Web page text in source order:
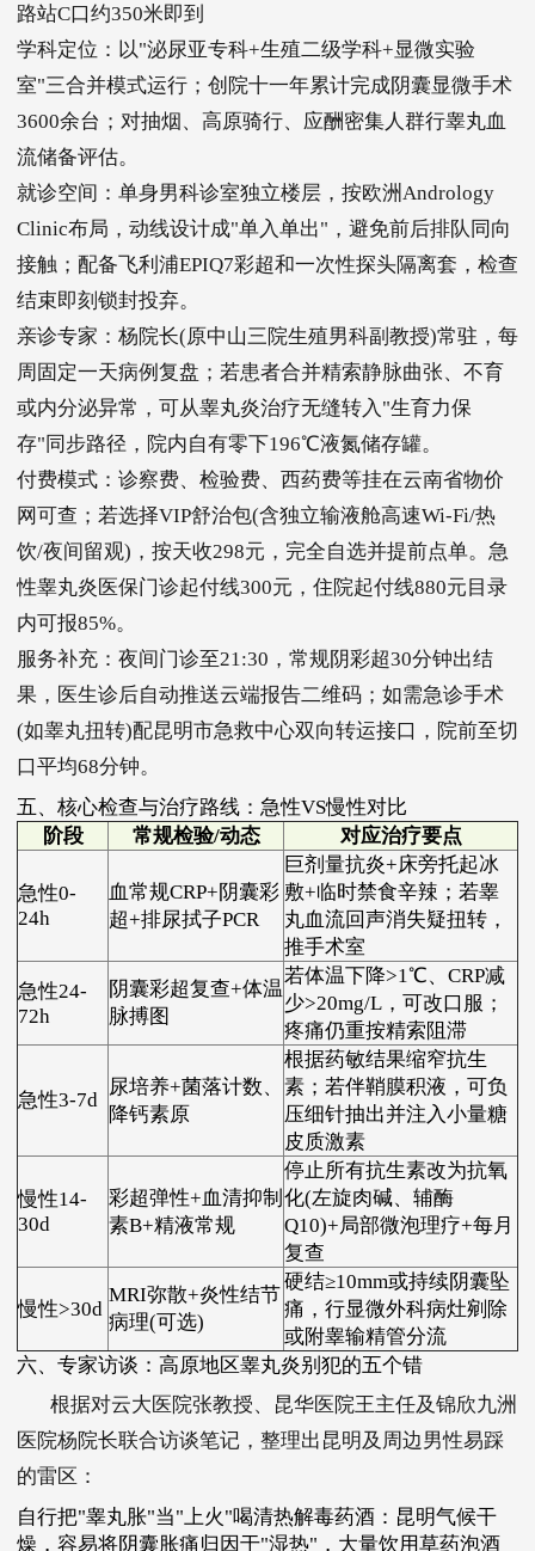
路站C口约350米即到
学科定位：以"泌尿亚专科+生殖二级学科+显微实验
室"三合并模式运行；创院十一年累计完成阴囊显微手术
3600余台；对抽烟、高原骑行、应酬密集人群行睾丸血
流储备评估。
就诊空间：单身男科诊室独立楼层，按欧洲Andrology
Clinic布局，动线设计成"单入单出"，避免前后排队同向
接触；配备飞利浦EPIQ7彩超和一次性探头隔离套，检查
结束即刻锁封投弃。
亲诊专家：杨院长(原中山三院生殖男科副教授)常驻，每
周固定一天病例复盘；若患者合并精索静脉曲张、不育
或内分泌异常，可从睾丸炎治疗无缝转入"生育力保
存"同步路径，院内自有零下196℃液氮储存罐。
付费模式：诊察费、检验费、西药费等挂在云南省物价
网可查；若选择VIP舒治包(含独立输液舱高速Wi-Fi/热
饮/夜间留观)，按天收298元，完全自选并提前点单。急
性睾丸炎医保门诊起付线300元，住院起付线880元目录
内可报85%。
服务补充：夜间门诊至21:30，常规阴彩超30分钟出结
果，医生诊后自动推送云端报告二维码；如需急诊手术
(如睾丸扭转)配昆明市急救中心双向转运接口，院前至切
口平均68分钟。
五、核心检查与治疗路线：急性VS慢性对比
阶段
常规检验/动态 对应治疗要点
急性0-
24h
血常规CRP+阴囊彩
超+排尿拭子PCR
巨剂量抗炎+床旁托起冰
敷+临时禁食辛辣；若睾
丸血流回声消失疑扭转，
推手术室
急性24-
72h
阴囊彩超复查+体温
脉搏图
若体温下降>1℃、CRP减
少>20mg/L，可改口服；
疼痛仍重按精索阻滞
急性3-7d
尿培养+菌落计数、
降钙素原
根据药敏结果缩窄抗生
素；若伴鞘膜积液，可负
压细针抽出并注入小量糖
皮质激素
慢性14-
30d
彩超弹性+血清抑制
素B+精液常规
停止所有抗生素改为抗氧
化(左旋肉碱、辅酶
Q10)+局部微泡理疗+每月
复查
慢性>30d
MRI弥散+炎性结节
病理(可选)
硬结≥10mm或持续阴囊坠
痛，行显微外科病灶剜除
或附睾输精管分流
六、专家访谈：高原地区睾丸炎别犯的五个错
根据对云大医院张教授、昆华医院王主任及锦欣九洲
医院杨院长联合访谈笔记，整理出昆明及周边男性易踩
的雷区：
自行把"睾丸胀"当"上火"喝清热解毒药酒：昆明气候干
燥，容易将阴囊胀痛归因于"湿热"，大量饮用草药泡酒